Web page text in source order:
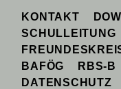
KONTAKT
SCHULLEITUNG
BAFÖG
RBS-B
DATENSCHUTZ